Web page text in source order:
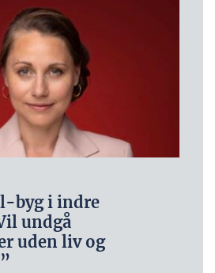
byg i indre
undgå
uden liv og